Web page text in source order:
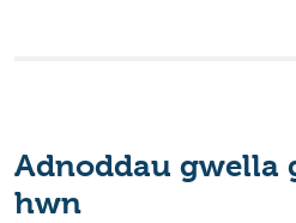
Adnoddau gwella
hwn